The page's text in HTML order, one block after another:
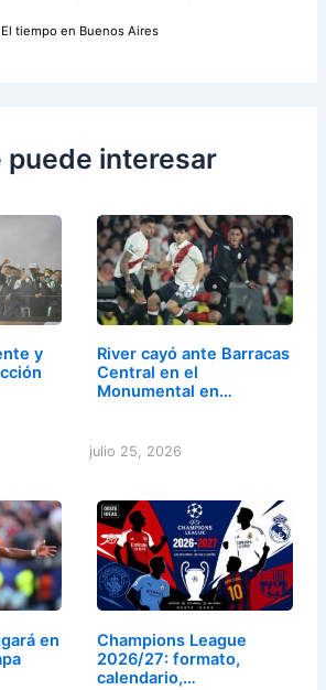
El tiempo en Buenos Aires
puede interesar
y
River cayó ante Barracas
Central en el
Monumental en…
julio 25, 2026
en
Champions League
2026/27: formato,
calendario,…